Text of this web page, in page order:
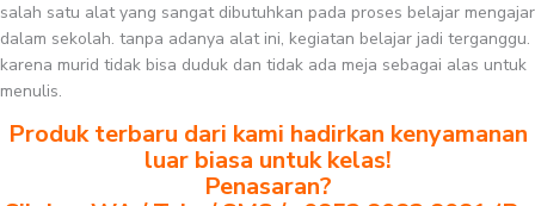
salah satu alat yang sangat dibutuhkan pada proses belajar mengajar
dalam sekolah. tanpa adanya alat ini, kegiatan belajar jadi terganggu.
karena murid tidak bisa duduk dan tidak ada meja sebagai alas untuk
menulis.
Produk terbaru dari kami hadirkan kenyamanan
luar biasa untuk kelas!
Penasaran?